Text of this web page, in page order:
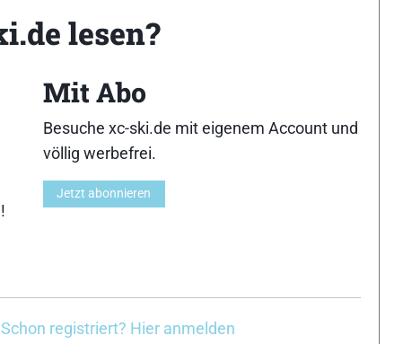
#163599
lesen?
!
Mit Abo
Besuche xc-ski.de mit eigenem Account und
völlig werbefrei.
Jetzt abonnieren
Schon registriert? Hier anmelden